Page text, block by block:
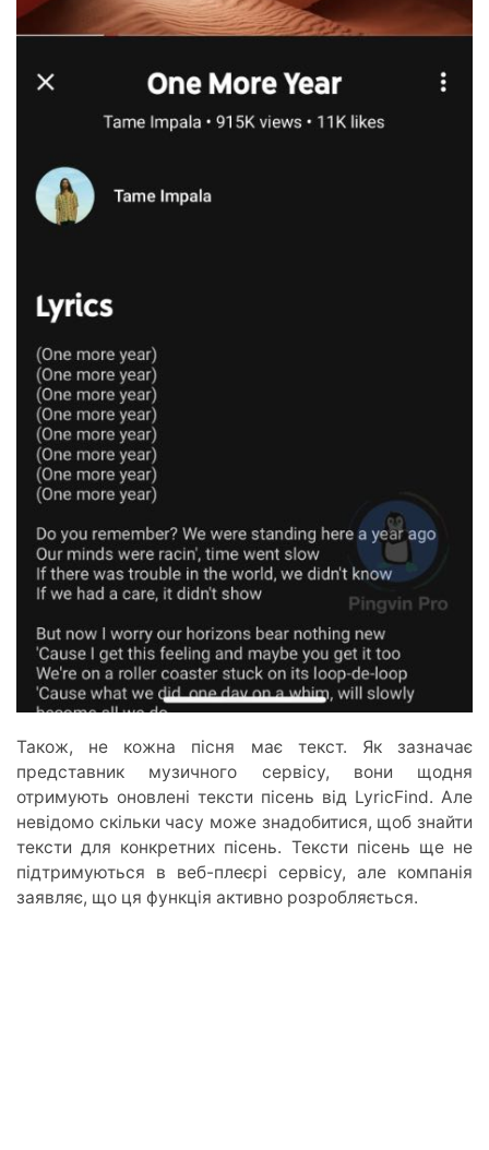
Також, не кожна пісня має текст. Як зазначає
представник музичного сервісу, вони щодня
отримують оновлені тексти пісень від LyricFind. Але
невідомо скільки часу може знадобитися, щоб знайти
тексти для конкретних пісень. Тексти пісень ще не
підтримуються в веб-плеєрі сервісу, але компанія
заявляє, що ця функція активно розробляється.